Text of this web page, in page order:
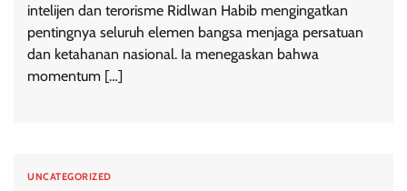
intelijen dan terorisme Ridlwan Habib mengingatkan
pentingnya seluruh elemen bangsa menjaga persatuan
dan ketahanan nasional. Ia menegaskan bahwa
momentum […]
UNCATEGORIZED